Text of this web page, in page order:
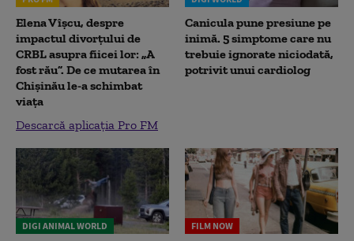
Elena Vîșcu, despre
impactul divorțului de
CRBL asupra fiicei lor: „A
fost rău”. De ce mutarea în
Chișinău le-a schimbat
viața
Descarcă aplicația Pro FM
Canicula pune presiune pe
inimă. 5 simptome care nu
trebuie ignorate niciodată,
potrivit unui cardiolog
DIGI ANIMAL WORLD FILM NOW